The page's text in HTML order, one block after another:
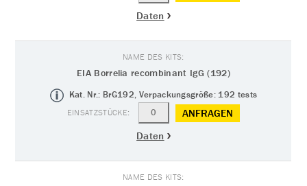
Daten
EIA Borrelia recombinant IgG (192)
Kat. Nr.: BrG192, Verpackungsgröße: 192 tests
ANFRAGEN
Daten